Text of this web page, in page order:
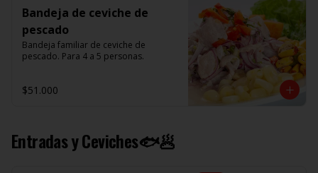
Bandeja de ceviche de
pescado
Bandeja familiar de ceviche de
pescado. Para 4 a 5 personas.
$51.000
Entradas y Ceviches🐟🥟